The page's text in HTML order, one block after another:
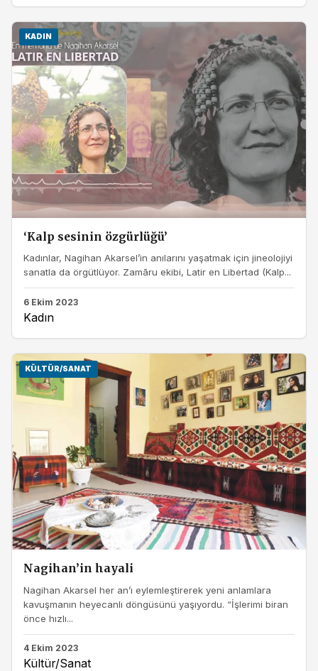
KADIN
‘Kalp sesinin özgürlüğü’
Kadınlar, Nagihan Akarsel’in anılarını yaşatmak için jineolojiyi
sanatla da örgütlüyor. Zamāru ekibi, Latir en Libertad (Kalp...
6 Ekim 2023
Kadın
KÜLTÜR/SANAT
Nagihan’in hayali
Nagihan Akarsel her an’ı eylemleştirerek yeni anlamlara
kavuşmanın heyecanlı döngüsünü yaşıyordu. “İşlerimi biran
önce hızlı...
4 Ekim 2023
Kültür/Sanat